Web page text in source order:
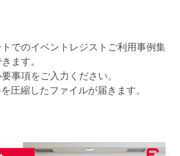
でのイベントレジストご利用事例集
ます。
事項をご入力ください。
圧縮したファイルが届きます。